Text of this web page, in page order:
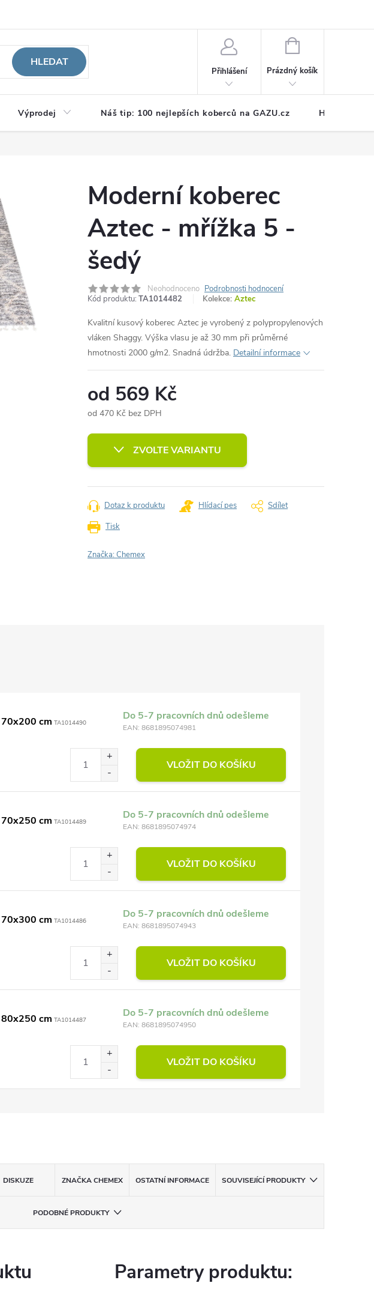
HLEDAT
Přihlášení
NÁKUPNÍ
Prázdný košík
Výprodej Náš tip: 100 nejlepších koberců na GAZU.cz Hodnocení
Moderní koberec
Aztec - mřížka 5 -
šedý
Neohodnoceno Podrobnosti hodnocení
Kód produktu: TA1014482 Kolekce: Aztec
Kvalitní kusový koberec Aztec je vyrobený z polypropylenových
vláken Shaggy. Výška vlasu je až 30 mm při průměrné
hmotnosti 2000 g/m2. Snadná údržba. Detailní informace
od 569 Kč
od 470 Kč bez DPH
cena:
ZVOLTE VARIANTU
Tisk
Dotaz k produktu Hlídací pes Sdílet
Značka:Chemex
cm TA1014490
Do 5-7 pracovních dnů odešleme
EAN: 8681895074981
VLOŽIT DO KOŠÍKU
cm TA1014489
Do 5-7 pracovních dnů odešleme
EAN: 8681895074974
VLOŽIT DO KOŠÍKU
cm TA1014486
Do 5-7 pracovních dnů odešleme
EAN: 8681895074943
VLOŽIT DO KOŠÍKU
cm TA1014487
Do 5-7 pracovních dnů odešleme
EAN: 8681895074950
VLOŽIT DO KOŠÍKU
DISKUZE ZNAČKACHEMEX OSTATNÍ INFORMACE SOUVISEJÍCÍ PRODUKTY
PODOBNÉ PRODUKTY
Parametry produktu: